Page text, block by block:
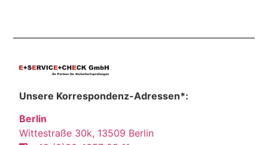
Unsere Korrespondenz-Adressen*:
Berlin
Wittestraße 30k, 13509 Berlin